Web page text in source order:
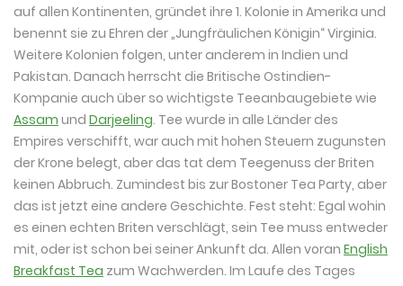
auf allen Kontinenten, gründet ihre 1. Kolonie in Amerika und
benennt sie zu Ehren der „Jungfräulichen Königin“ Virginia.
Weitere Kolonien folgen, unter anderem in Indien und
Pakistan. Danach herrscht die Britische Ostindien-
Kompanie auch über so wichtigste Teeanbaugebiete wie
Assam und Darjeeling. Tee wurde in alle Länder des
Empires verschifft, war auch mit hohen Steuern zugunsten
der Krone belegt, aber das tat dem Teegenuss der Briten
keinen Abbruch. Zumindest bis zur Bostoner Tea Party, aber
das ist jetzt eine andere Geschichte. Fest steht: Egal wohin
es einen echten Briten verschlägt, sein Tee muss entweder
mit, oder ist schon bei seiner Ankunft da. Allen voran English
Breakfast Tea zum Wachwerden. Im Laufe des Tages